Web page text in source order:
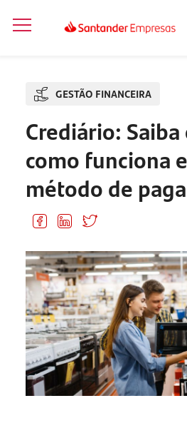
GESTÃO FINANCEIRA
Crediário:
como funciona
método de